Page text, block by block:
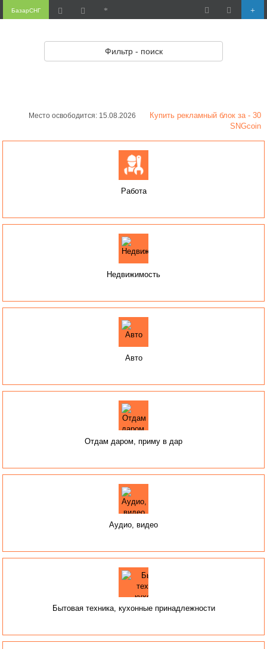
БазарСНГ
Фильтр - поиск
Место освободится: 15.08.2026
Купить рекламный блок за - 30
SNGcoin
Работа
Недвижимость
Авто
Отдам даром, приму в дар
Аудио, видео
Бытовая техника, кухонные принадлежности